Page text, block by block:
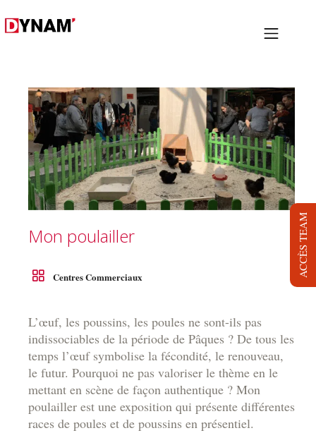
PROJETS
NOUS
LOCATION
BLOG
Mon poulailler
Centres Commerciaux
L’œuf, les poussins, les poules ne sont-ils pas
indissociables de la période de Pâques ? De tous les
temps l’œuf symbolise la fécondité, le renouveau,
le futur. Pourquoi ne pas valoriser le thème en le
mettant en scène de façon authentique ? Mon
poulailler est une exposition qui présente différentes
races de poules et de poussins en présentiel.
ACCÈS TEAM